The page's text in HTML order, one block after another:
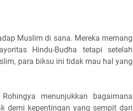
Muslim di sana. Mereka memang
Hindu-Budha tetapi setelah
para biksu ini tidak mau hal yang
menunjukkan bagaimana
demi kepentingan yang sempit dari